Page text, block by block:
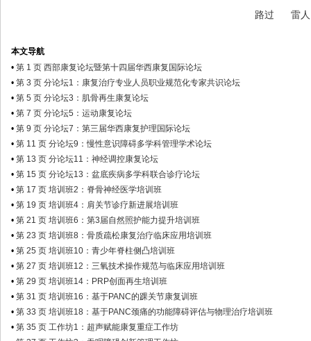
路过 雷人
本文导航
• 第 1 页 西部康复论坛暨第十四届华西康复国际论坛
• 第 3 页 分论坛1：康复治疗专业人员职业规范化专家共识论坛
• 第 5 页 分论坛3：肌骨再生康复论坛
• 第 7 页 分论坛5：运动康复论坛
• 第 9 页 分论坛7：第三届华西康复护理国际论坛
• 第 11 页 分论坛9：慢性意识障碍多学科管理学术论坛
• 第 13 页 分论坛11：神经调控康复论坛
• 第 15 页 分论坛13：盆底疾病多学科联合诊疗论坛
• 第 17 页 培训班2：脊骨神经医学培训班
• 第 19 页 培训班4：肩关节诊疗新进展培训班
• 第 21 页 培训班6：第3届自然照护能力提升培训班
• 第 23 页 培训班8：骨质疏松康复治疗临床应用培训班
• 第 25 页 培训班10：青少年脊柱侧凸培训班
• 第 27 页 培训班12：三氧技术操作规范与临床应用培训班
• 第 29 页 培训班14：PRP创面再生培训班
• 第 31 页 培训班16：基于PANC的踝关节康复训班
• 第 33 页 培训班18：基于PANC颈痛的功能障碍评估与物理治疗培训班
• 第 35 页 工作坊1：超声赋能康复重症工作坊